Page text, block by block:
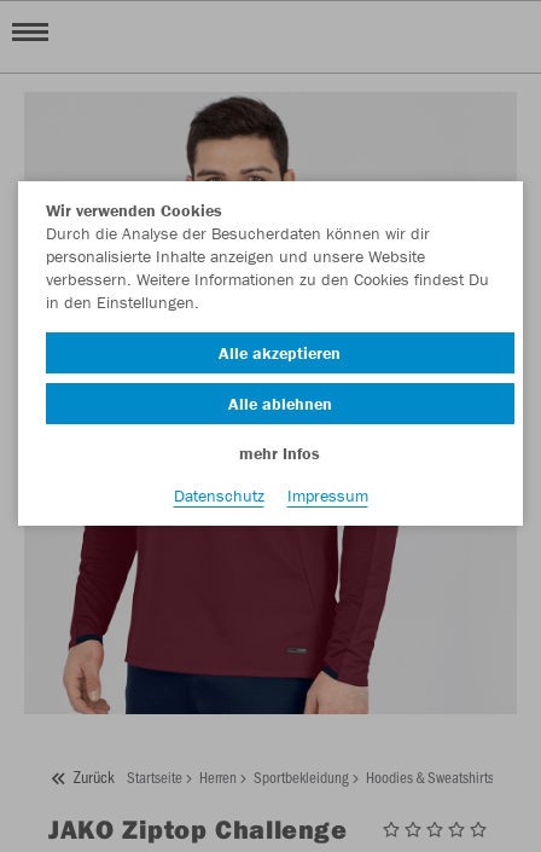
Zurück Startseite Herren Sportbekleidung Hoodies & Sweatshirts
JAKO Ziptop Challenge
Wir verwenden Cookies
Durch die Analyse der Besucherdaten können wir dir
personalisierte Inhalte anzeigen und unsere Website
verbessern. Weitere Informationen zu den Cookies findest Du
in den Einstellungen.
Alle akzeptieren
Alle ablehnen
mehr Infos
Datenschutz
Impressum